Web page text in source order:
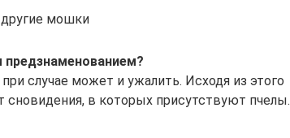
мошки
случае может и ужалить. Исходя из этого
в которых присутствуют пчелы.